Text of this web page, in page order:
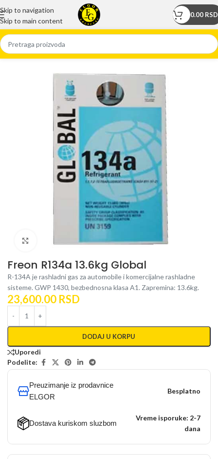
Skip to navigation
Skip to main content
0.00 RSD
Početna/Prodavnica/Freoni
Kliknite za uvećanje
Freon R134a 13.6kg Global
R-134A je rashladni gas za automobile i komercijalne rashladne
sisteme. GWP 1430, bezbednosna klasa A1. Zapremina: 13.6kg.
23,600.00 RSD
DODAJ U KORPU
Uporedi
Podelite:
Preuzimanje iz prodavnice
ELGOR
Besplatno
Dostava kuriskom sluzbom
Vreme isporuke: 2-7
dana